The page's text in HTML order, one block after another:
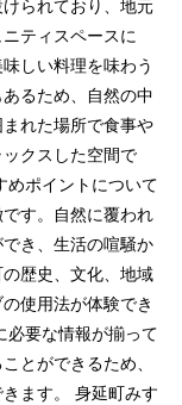
られており、地元
ティスペースに
しい料理を味わう
るため、自然の中
れた場所で食事や
クスした空間で
めポイントについて
す。自然に覆われ
き、生活の喧騒か
歴史、文化、地域
使用法が体験でき
必要な情報が揃って
とができるため、
ます。 身延町みす